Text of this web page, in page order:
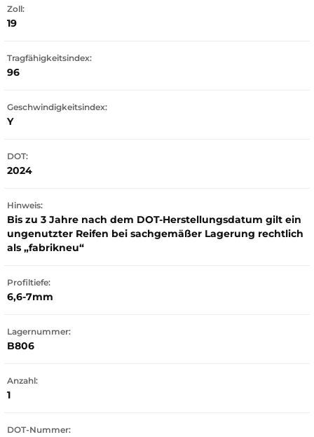
Zoll:
19
Tragfähigkeitsindex:
96
Geschwindigkeitsindex:
Y
DOT:
2024
Hinweis:
Bis zu 3 Jahre nach dem DOT-Herstellungsdatum gilt ein
ungenutzter Reifen bei sachgemäßer Lagerung rechtlich
als „fabrikneu“
Profiltiefe:
6,6-7mm
Lagernummer:
B806
Anzahl:
1
DOT-Nummer: